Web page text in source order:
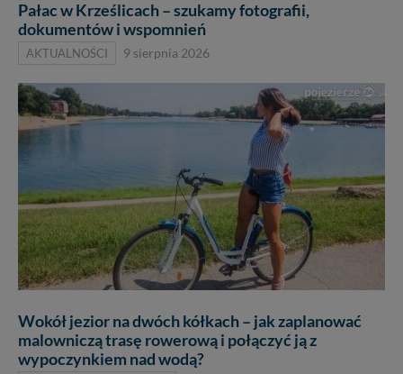
Pałac w Krześlicach – szukamy fotografii,
dokumentów i wspomnień
AKTUALNOŚCI 9 sierpnia 2026
Wokół jezior na dwóch kółkach – jak zaplanować
malowniczą trasę rowerową i połączyć ją z
wypoczynkiem nad wodą?